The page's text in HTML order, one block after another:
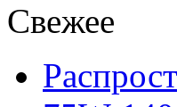
Свежее